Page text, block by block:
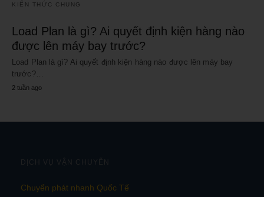
KIẾN THỨC CHUNG
Load Plan là gì? Ai quyết định kiện hàng nào
được lên máy bay trước?
Load Plan là gì? Ai quyết định kiện hàng nào được lên máy bay
trước?…
2 tuần ago
DỊCH VỤ VẬN CHUYỂN
Chuyển phát nhanh Quốc Tế